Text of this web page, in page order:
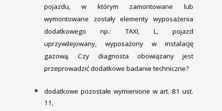
pojazdu, w którym zamontowane lub
wymontowane zostały elementy wyposażenia
dodatkowego np.: TAXI, L, pojazd
uprzywilejowany, wyposażony w instalację
gazową. Czy diagnosta obowiązany jest
przeprowadzić dodatkowe badanie techniczne?
dodatkowe pozostałe wymienione w art. 81 ust.
11,